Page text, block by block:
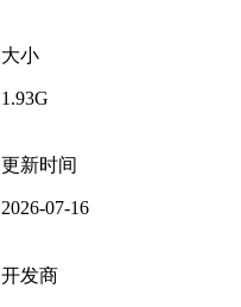
大小
1.93G
更新时间
2026-07-16
开发商